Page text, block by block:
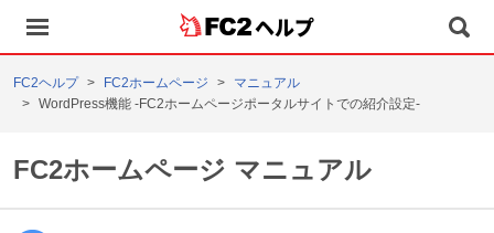
ヘルプ
FC2ヘルプ FC2ホームページ
マニュアル
WordPress機能 -FC2ホームページポータルサイトでの紹介設定-
FC2ホームページ マニュアル